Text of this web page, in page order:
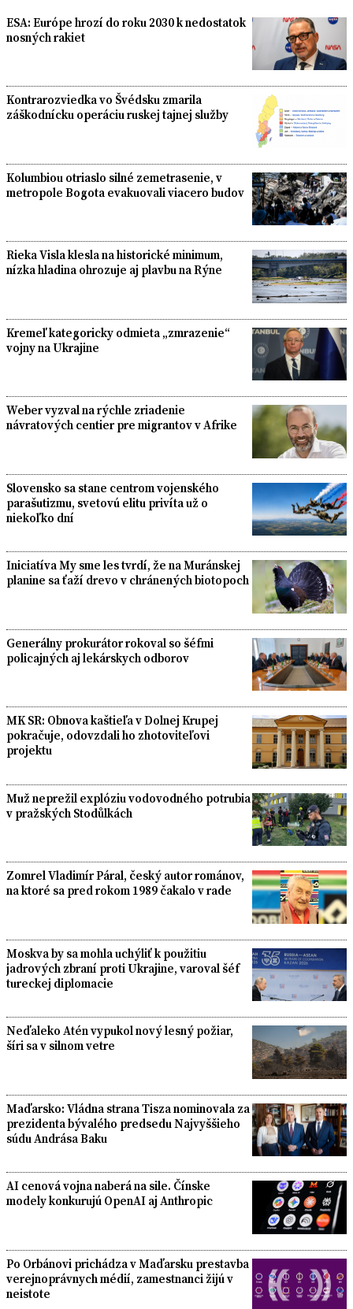
ESA: Európe hrozí do roku 2030 k nedostatok
nosných rakiet
Kontrarozviedka vo Švédsku zmarila
záškodnícku operáciu ruskej tajnej služby
Kolumbiou otriaslo silné zemetrasenie, v
metropole Bogota evakuovali viacero budov
Rieka Visla klesla na historické minimum,
nízka hladina ohrozuje aj plavbu na Rýne
Kremeľ kategoricky odmieta „zmrazenie“
vojny na Ukrajine
Weber vyzval na rýchle zriadenie
návratových centier pre migrantov v Afrike
Slovensko sa stane centrom vojenského
parašutizmu, svetovú elitu privíta už o
niekoľko dní
Iniciatíva My sme les tvrdí, že na Muránskej
planine sa ťaží drevo v chránených biotopoch
Generálny prokurátor rokoval so šéfmi
policajných aj lekárskych odborov
MK SR: Obnova kaštieľa v Dolnej Krupej
pokračuje, odovzdali ho zhotoviteľovi
projektu
Muž neprežil explóziu vodovodného potrubia
v pražských Stodůlkách
Zomrel Vladimír Páral, český autor románov,
na ktoré sa pred rokom 1989 čakalo v rade
Moskva by sa mohla uchýliť k použitiu
jadrových zbraní proti Ukrajine, varoval šéf
tureckej diplomacie
Neďaleko Atén vypukol nový lesný požiar,
šíri sa v silnom vetre
Maďarsko: Vládna strana Tisza nominovala za
prezidenta bývalého predsedu Najvyššieho
súdu Andrása Baku
AI cenová vojna naberá na sile. Čínske
modely konkurujú OpenAI aj Anthropic
Po Orbánovi prichádza v Maďarsku prestavba
verejnoprávnych médií, zamestnanci žijú v
neistote